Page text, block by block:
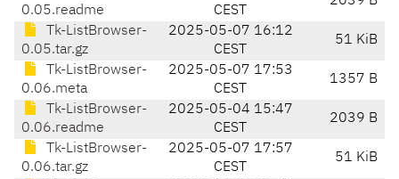
0.05.readme
CEST
Tk-ListBrowser-
0.05.tar.gz
2025-05-07 16:12
CEST
51 KiB
Tk-ListBrowser-
0.06.meta
2025-05-07 17:53
CEST
1357 B
Tk-ListBrowser-
0.06.readme
2025-05-04 15:47
CEST
2039 B
Tk-ListBrowser-
0.06.tar.gz
2025-05-07 17:57
CEST
51 KiB